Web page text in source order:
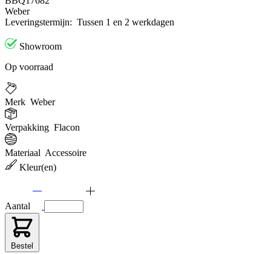
Weber
Leveringstermijn: Tussen 1 en 2 werkdagen
Showroom
Op voorraad
Merk Weber
Verpakking Flacon
Materiaal Accessoire
Kleur(en)
Aantal
Bestel